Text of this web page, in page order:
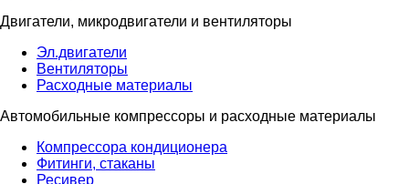
Двигатели, микродвигатели и вентиляторы
Эл.двигатели
Вентиляторы
Расходные материалы
Автомобильные компрессоры и расходные материалы
Компрессора кондиционера
Фитинги, стаканы
Ресивер